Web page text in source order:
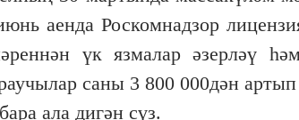
аенда Роскомнадзор
үк язмалар әзерләү
саны 3 800 000дән
ала дигән сүз.